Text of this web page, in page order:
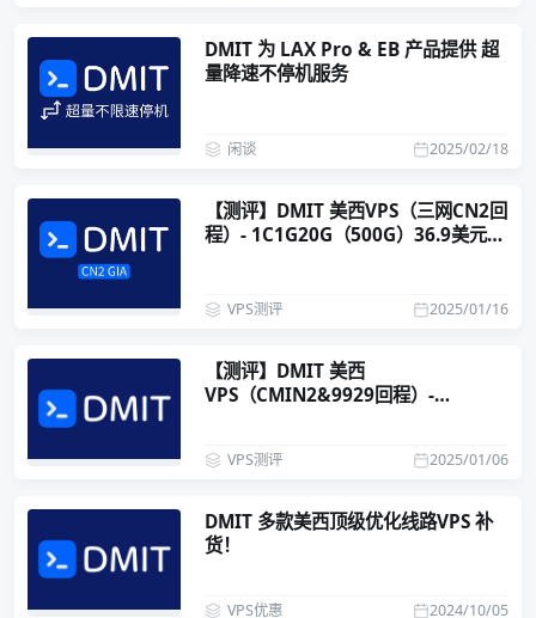
DMIT 为 LAX Pro & EB 产品提供 超
量降速不停机服务
2025/02/18
闲谈
【测评】DMIT 美西VPS（三网CN2回
程）- 1C1G20G（500G）36.9美元/
2025/01/16
VPS测评
【测评】DMIT 美西
VPS（CMIN2&9929回程）-
2025/01/06
VPS测评
DMIT 多款美西顶级优化线路VPS 补
货！
2024/10/05
VPS优惠